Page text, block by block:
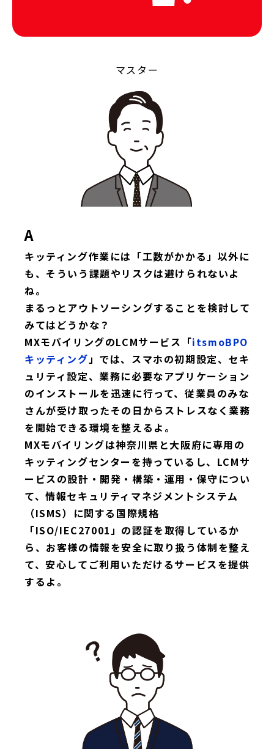
マスター
A
キッティング作業には「工数がかかる」以外に
も、そういう課題やリスクは避けられないよ
ね。
まるっとアウトソーシングすることを検討して
みてはどうかな？
MXモバイリングのLCMサービス「itsmoBPO
キッティング」では、スマホの初期設定、セキ
ュリティ設定、業務に必要なアプリケーション
のインストールを迅速に行って、従業員のみな
さんが受け取ったその日からストレスなく業務
を開始できる環境を整えるよ。
MXモバイリングは神奈川県と大阪府に専用の
キッティングセンターを持っているし、LCMサ
ービスの設計・開発・構築・運用・保守につい
て、情報セキュリティマネジメントシステム
（ISMS）に関する国際規格
「ISO/IEC27001」の認証を取得しているか
ら、お客様の情報を安全に取り扱う体制を整え
て、安心してご利用いただけるサービスを提供
するよ。